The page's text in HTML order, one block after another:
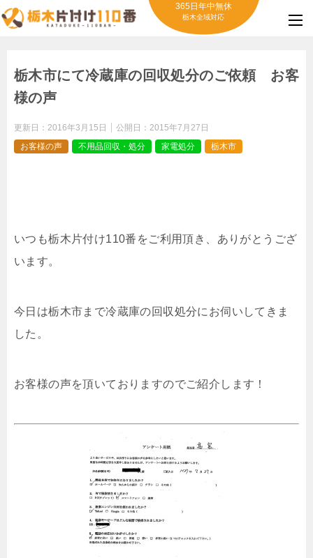
365日年中無休
栃木全域対応
栃木市にて冷蔵庫の回収処分のご依頼 お客
様の声
更新日： 2016年3月15日 公開日： 2015年7月27日
お客様の声
不用品回収・処分 家電処分 栃木市
いつも栃木片付け110番をご利用頂き、ありがとうござ
います。
今日は栃木市まで冷蔵庫の回収処分にお伺いしてきま
した。
お客様の声を頂いておりますのでご紹介します！